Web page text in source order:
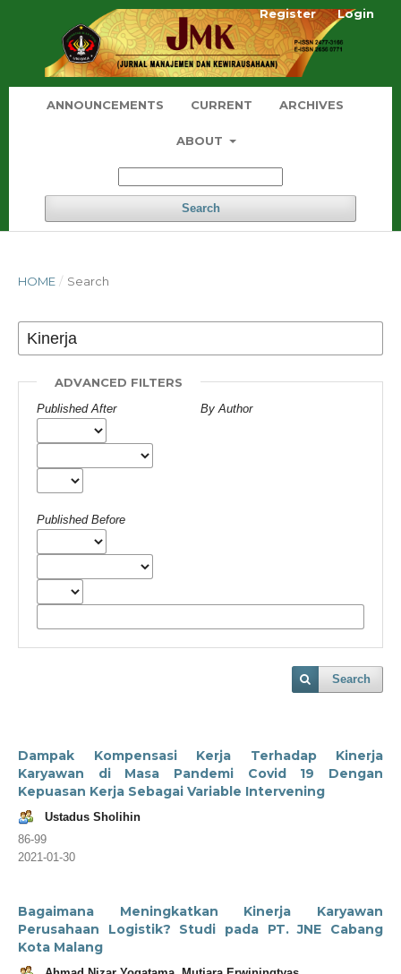
ANNOUNCEMENTS CURRENT ARCHIVES
ABOUT
Search
Register Login
HOME / Search
ADVANCED FILTERS
Published After
Published Before
By Author
Search
Dampak Kompensasi Kerja Terhadap Kinerja
Karyawan di Masa Pandemi Covid 19 Dengan
Kepuasan Kerja Sebagai Variable Intervening
Ustadus Sholihin
86-99
2021-01-30
Bagaimana Meningkatkan Kinerja Karyawan
Perusahaan Logistik? Studi pada PT. JNE Cabang
Kota Malang